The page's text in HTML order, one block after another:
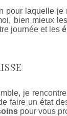
pour laquelle
bien mieux
journée et les
je
faire un état
pour vous